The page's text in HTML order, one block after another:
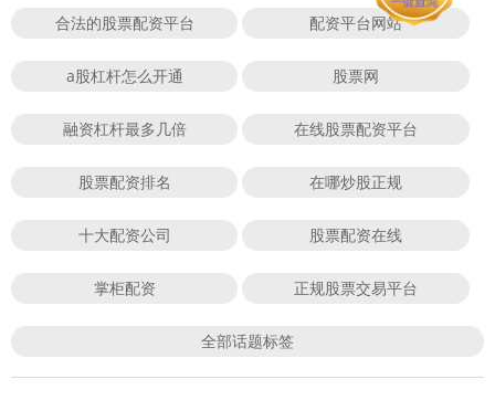
合法的股票配资平台 配资平台网站
a股杠杆怎么开通 股票网
融资杠杆最多几倍 在线股票配资平台
股票配资排名 在哪炒股正规
十大配资公司 股票配资在线
掌柜配资 正规股票交易平台
全部话题标签